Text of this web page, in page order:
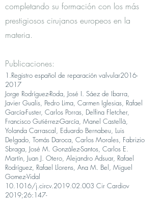
completando su formación con los más
prestigiosos cirujanos europeos en la
materia.
Publicaciones:
1.Registro español de reparación valvular2016-
2017
Jorge Rodríguez-Roda, José I. Sáez de Ibarra,
Javier Gualis, Pedro Lima, Carmen Iglesias, Rafael
García-Fuster, Carlos Porras, Delfina Fletcher,
Francisco Gutiérrez-García, Manel Castellà,
Yolanda Carrascal, Eduardo Bernabeu, Luis
Delgado, Tomás Daroca, Carlos Morales, Fabrizio
Sbraga, José M. González-Santos, Carlos E.
Martín, Juan J. Otero, Alejandro Adsuar, Rafael
Rodríguez, Rafael Llorens, Ana M. Bel, Miguel
Gomez-Vidal
10.1016/j.circv.2019.02.003 Cir Cardiov
2019;26:147-